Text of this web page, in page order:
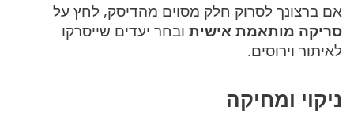
אם ברצונך לסרוק חלק מסוים מהדיסק, לחץ על
סריקה מותאמת אישית ובחר יעדים שייסרקו
לאיתור וירוסים.
ניקוי ומחיקה